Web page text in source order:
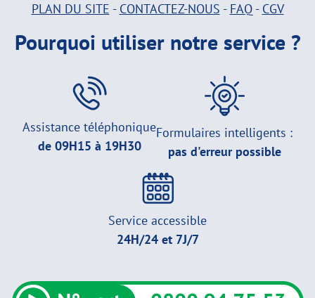
PLAN DU SITE - CONTACTEZ-NOUS - FAQ- CGV
Pourquoi utiliser notre service ?
Assistance téléphonique
de 09H15 à 19H30
Formulaires intelligents :
pas d'erreur possible
Service accessible
24H/24 et 7J/7